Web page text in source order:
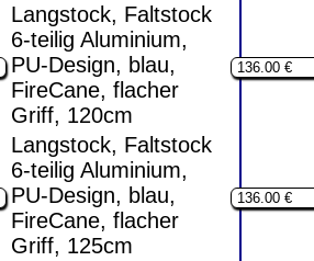
Langstock, Faltstock
6-teilig Aluminium,
PU-Design, blau,
FireCane, flacher
Griff, 120cm
Langstock, Faltstock
6-teilig Aluminium,
PU-Design, blau,
FireCane, flacher
Griff, 125cm